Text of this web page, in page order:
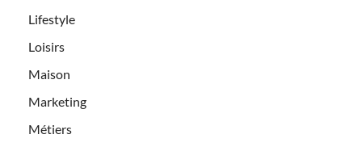
Lifestyle
Loisirs
Maison
Marketing
Métiers